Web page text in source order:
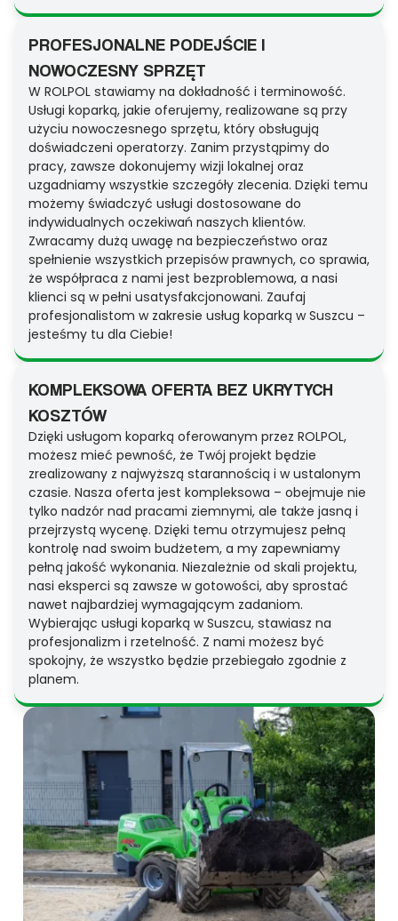
PROFESJONALNE PODEJŚCIE I
NOWOCZESNY SPRZĘT
W ROLPOL stawiamy na dokładność i terminowość.
Usługi koparką, jakie oferujemy, realizowane są przy
użyciu nowoczesnego sprzętu, który obsługują
doświadczeni operatorzy. Zanim przystąpimy do
pracy, zawsze dokonujemy wizji lokalnej oraz
uzgadniamy wszystkie szczegóły zlecenia. Dzięki temu
możemy świadczyć usługi dostosowane do
indywidualnych oczekiwań naszych klientów.
Zwracamy dużą uwagę na bezpieczeństwo oraz
spełnienie wszystkich przepisów prawnych, co sprawia,
że współpraca z nami jest bezproblemowa, a nasi
klienci są w pełni usatysfakcjonowani. Zaufaj
profesjonalistom w zakresie usług koparką w Suszcu –
jesteśmy tu dla Ciebie!
KOMPLEKSOWA OFERTA BEZ UKRYTYCH
KOSZTÓW
Dzięki usługom koparką oferowanym przez ROLPOL,
możesz mieć pewność, że Twój projekt będzie
zrealizowany z najwyższą starannością i w ustalonym
czasie. Nasza oferta jest kompleksowa – obejmuje nie
tylko nadzór nad pracami ziemnymi, ale także jasną i
przejrzystą wycenę. Dzięki temu otrzymujesz pełną
kontrolę nad swoim budżetem, a my zapewniamy
pełną jakość wykonania. Niezależnie od skali projektu,
nasi eksperci są zawsze w gotowości, aby sprostać
nawet najbardziej wymagającym zadaniom.
Wybierając usługi koparką w Suszcu, stawiasz na
profesjonalizm i rzetelność. Z nami możesz być
spokojny, że wszystko będzie przebiegało zgodnie z
planem.